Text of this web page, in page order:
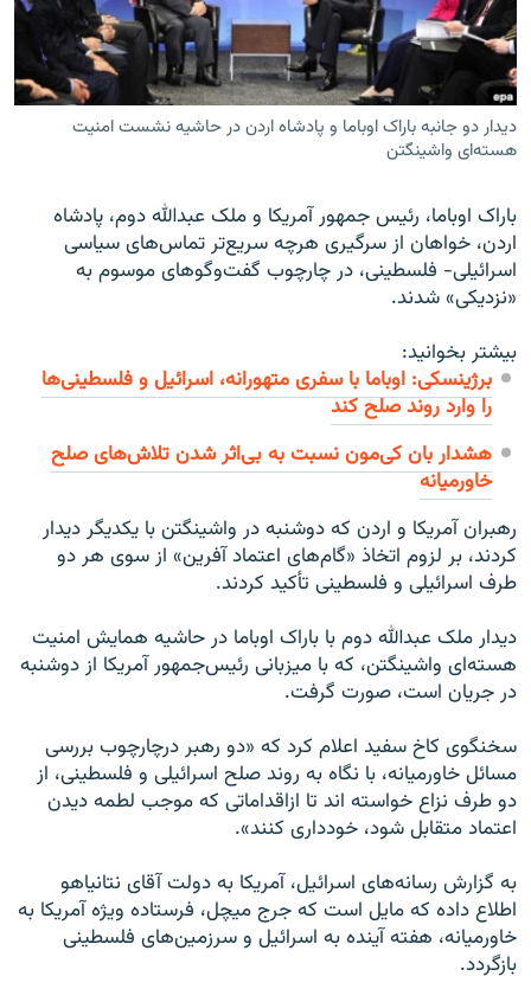
زبان‌های دیگر
دیدار دو جانبه باراک اوباما و پادشاه اردن در حاشیه نشست امنیت
هسته‌ای واشینگتن
باراک اوباما، رئیس جمهور آمریکا و ملک عبدالله دوم، پادشاه
اردن، خواهان از سرگیری هرچه سریع‌تر تماس‌های سیاسی
اسرائیلی- فلسطینی، در چارچوب گفت‌وگوهای موسوم به
«نزدیکی» شدند.
بیشتر بخوانید:
برژینسکی: اوباما با سفری متهورانه، اسرائیل و فلسطینی‌ها
را وارد روند صلح کند
هشدار بان کی‌مون نسبت به بی‌اثر شدن تلاش‌های صلح
خاورمیانه
رهبران آمریکا و اردن که دوشنبه در واشینگتن با یکدیگر دیدار
کردند، بر لزوم اتخاذ «گام‌های اعتماد آفرین» از سوی هر دو
طرف اسرائیلی و فلسطینی تأکید کردند.
دیدار ملک عبدالله دوم با باراک اوباما در حاشیه همایش امنیت
هسته‌ای واشینگتن، که با میزبانی رئیس‌جمهور آمریکا از دوشنبه
در جریان است، صورت گرفت.
سخنگوی کاخ سفید اعلام کرد که «دو رهبر درچارچوب بررسی
مسائل خاورمیانه، با نگاه به روند صلح اسرائیلی و فلسطینی، از
دو طرف نزاع خواسته اند تا ازاقداماتی که موجب لطمه دیدن
اعتماد متقابل شود، خودداری کنند».
به گزارش رسانه‌های اسرائیل، آمریکا به دولت آقای نتانیاهو
اطلاع داده که مایل است که جرج میچل، فرستاده ویژه آمریکا به
خاورمیانه، هفته آینده به اسرائیل و سرزمین‌های فلسطینی
بازگردد.